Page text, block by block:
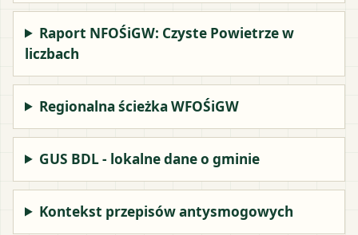
Raport NFOŚiGW: Czyste Powietrze w
liczbach
Regionalna ścieżka WFOŚiGW
GUS BDL - lokalne dane o gminie
Kontekst przepisów antysmogowych